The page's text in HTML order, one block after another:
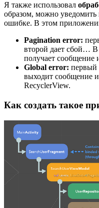
Я также использовал
образом, можно уведомить
ошибке. В этом
Pagination error:
второй дает сбой… В
получает сообщение
Global error: первый
выходит сообщение
RecyclerView.
Как создать такое